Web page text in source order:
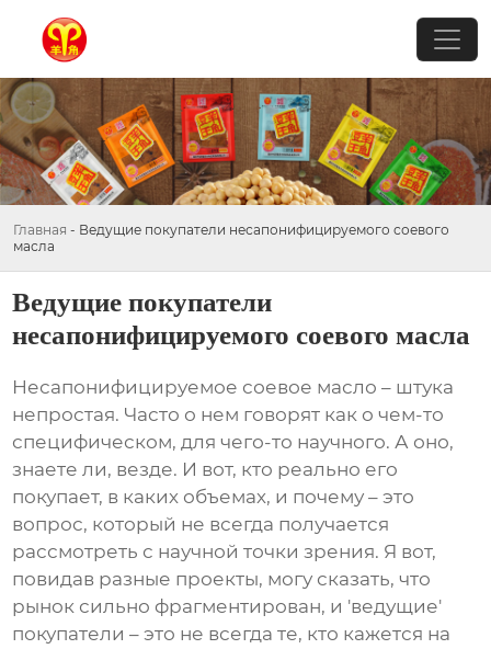
Главная - Ведущие покупатели несапонифицируемого соевого
масла
Ведущие покупатели
несапонифицируемого соевого масла
Несапонифицируемое соевое масло – штука
непростая. Часто о нем говорят как о чем-то
специфическом, для чего-то научного. А оно,
знаете ли, везде. И вот, кто реально его
покупает, в каких объемах, и почему – это
вопрос, который не всегда получается
рассмотреть с научной точки зрения. Я вот,
повидав разные проекты, могу сказать, что
рынок сильно фрагментирован, и 'ведущие'
покупатели – это не всегда те, кто кажется на